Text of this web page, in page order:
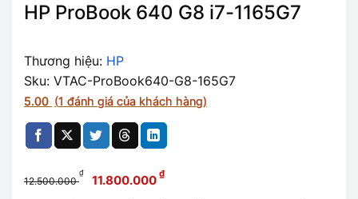
HP ProBook 640 G8 i7-1165G7
Thương hiệu: HP
Sku: VTAC-ProBook640-G8-165G7
5.00 (1 đánh giá của khách hàng)
12.500.000
₫
Giá
11.800.000 ₫Giá